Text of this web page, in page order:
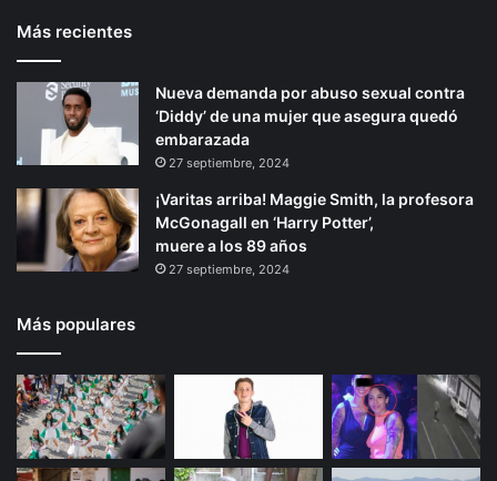
Más recientes
Nueva demanda por abuso sexual contra
‘Diddy’ de una mujer que asegura quedó
embarazada
27 septiembre, 2024
¡Varitas arriba! Maggie Smith, la profesora
McGonagall en ‘Harry Potter’,
muere a los 89 años
27 septiembre, 2024
Más populares